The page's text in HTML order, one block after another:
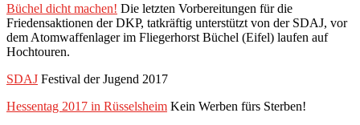
Büchel dicht machen! Die letzten Vorbereitungen für die
Friedensaktionen der DKP, tatkräftig unterstützt von der SDAJ, vor
dem Atomwaffenlager im Fliegerhorst Büchel (Eifel) laufen auf
Hochtouren.
SDAJ Festival der Jugend 2017
Hessentag 2017 in Rüsselsheim Kein Werben fürs Sterben!